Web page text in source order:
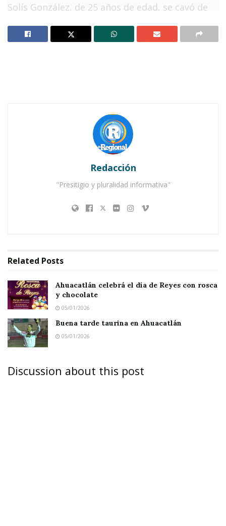
Solís González, de 25 años de edad, se cayó de
Socorristas de la Cruz Roja se trasladaron al
lugar del incidente encontrando a Solís
González con una luxación en el tobillo. Por lo
Comunitario para recibir atención médica.
Redacción
"Presitigio y pluralidad informativa"
Related Posts
Ahuacatlán celebrá el día de Reyes con rosca
y chocolate
05/01/2026
Buena tarde taurina en Ahuacatlán
05/01/2026
Discussion about this post